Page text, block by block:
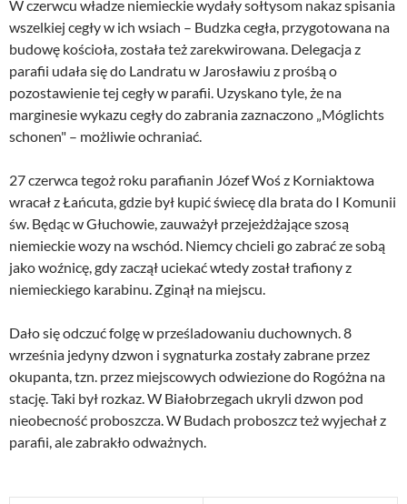
W czerwcu władze niemieckie wydały sołtysom nakaz spisania
wszelkiej cegły w ich wsiach – Budzka cegła, przygotowana na
budowę kościoła, została też zarekwirowana. Delegacja z
parafii udała się do Landratu w Jarosławiu z prośbą o
pozostawienie tej cegły w parafii. Uzyskano tyle, że na
marginesie wykazu cegły do zabrania zaznaczono „Móglichts
schonen" – możliwie ochraniać.
27 czerwca tegoż roku parafianin Józef Woś z Korniaktowa
wracał z Łańcuta, gdzie był kupić świecę dla brata do I Komunii
św. Będąc w Głuchowie, zauważył przejeżdżające szosą
niemieckie wozy na wschód. Niemcy chcieli go zabrać ze sobą
jako woźnicę, gdy zaczął uciekać wtedy został trafiony z
niemieckiego karabinu. Zginął na miejscu.
Dało się odczuć folgę w prześladowaniu duchownych. 8
września jedyny dzwon i sygnaturka zostały zabrane przez
okupanta, tzn. przez miejscowych odwiezione do Rogóżna na
stację. Taki był rozkaz. W Białobrzegach ukryli dzwon pod
nieobecność proboszcza. W Budach proboszcz też wyjechał z
parafii, ale zabrakło odważnych.